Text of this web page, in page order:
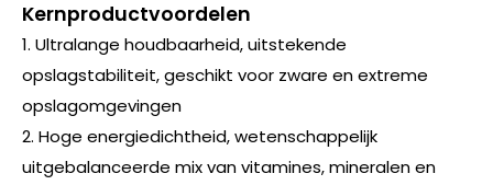
Kernproductvoordelen
1. Ultralange houdbaarheid, uitstekende
opslagstabiliteit, geschikt voor zware en extreme
opslagomgevingen
2. Hoge energiedichtheid, wetenschappelijk
uitgebalanceerde mix van vitamines, mineralen en